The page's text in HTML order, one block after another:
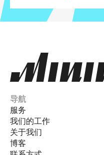
导航
服务
我们的工作
关于我们
博客